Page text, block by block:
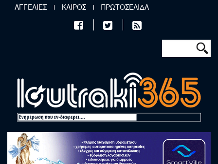
Παράκαμψη προς το κυρίως περιεχόμενο
ΑΓΓΕΛΙΕΣ ΚΑΙΡΟΣ ΠΡΩΤΟΣΕΛΙΔΑ
Φόρμα
Αναζήτηση